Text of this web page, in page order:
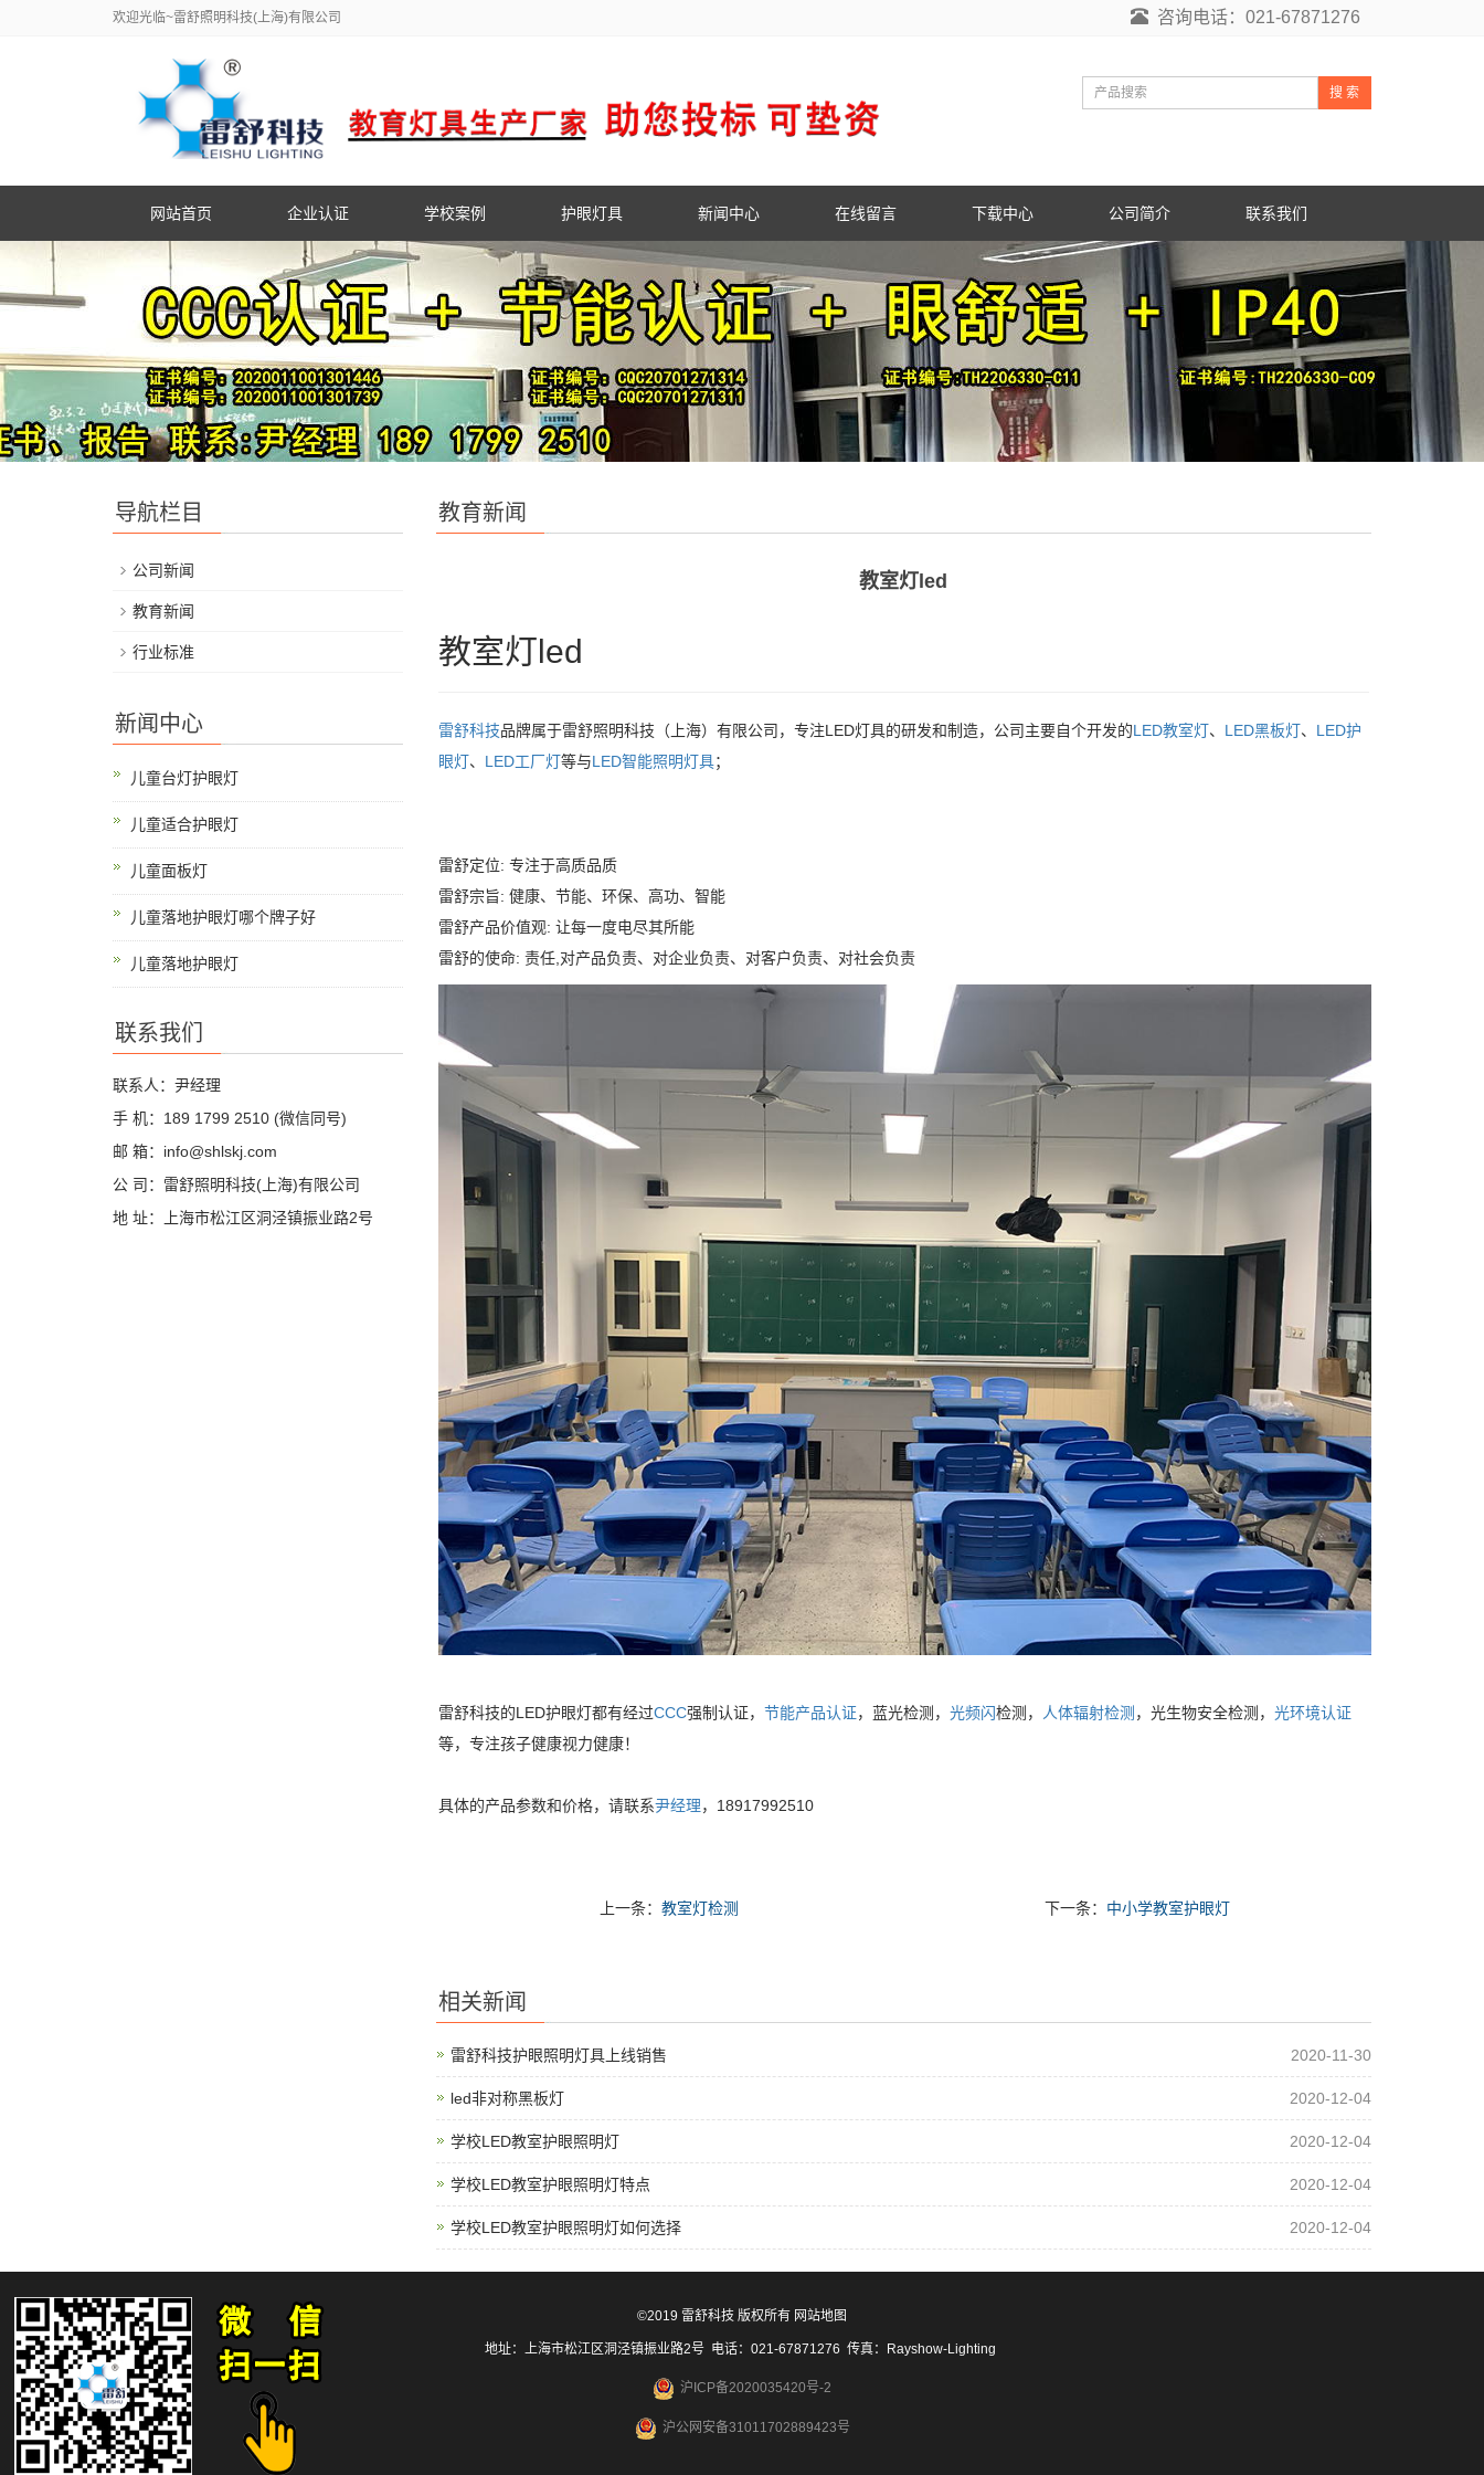
欢迎光临~雷舒照明科技(上海)有限公司 咨询电话：021-67871276
搜 索
网站首页 企业认证 学校案例 护眼灯具 新闻中心 在线留言 下载中心 公司简介 联系我们
教育新闻
教室灯led
教室灯led
雷舒科技品牌属于雷舒照明科技（上海）有限公司，专注LED灯具的研发和制造，公司主要自个开发的LED教室灯、 LED黑板灯、 LED护
眼灯、 LED工厂灯等与LED智能照明灯具；
雷舒定位: 专注于高质品质
雷舒宗旨: 健康、节能、环保、高功、智能
雷舒产品价值观: 让每一度电尽其所能
雷舒的使命: 责任,对产品负责、对企业负责、对客户负责、对社会负责
雷舒科技的LED护眼灯都有经过CCC强制认证， 节能产品认证，蓝光检测， 光频闪检测， 人体辐射检测 ，光生物安全检测， 光环境认证
等，专注孩子健康视力健康！
具体的产品参数和价格，请联系尹经理，18917992510
上一条：教室灯检测 下一条： 中小学教室护眼灯
相关新闻
雷舒科技护眼照明灯具上线销售 2020-11-30
led非对称黑板灯 2020-12-04
学校LED教室护眼照明灯 2020-12-04
学校LED教室护眼照明灯特点 2020-12-04
学校LED教室护眼照明灯如何选择 2020-12-04
导航栏目
公司新闻
教育新闻
行业标准
新闻中心
儿童台灯护眼灯
儿童适合护眼灯
儿童面板灯
儿童落地护眼灯哪个牌子好
儿童落地护眼灯
联系我们
联系人：尹经理
手 机：189 1799 2510 (微信同号)
邮 箱：info@shlskj.com
公 司：雷舒照明科技(上海)有限公司
地 址：上海市松江区洞泾镇振业路2号
©2019 雷舒科技 版权所有 网站地图
地址：上海市松江区洞泾镇振业路2号 电话：021-67871276 传真：Rayshow-Lighting
沪ICP备2020035420号-2
沪公网安备31011702889423号